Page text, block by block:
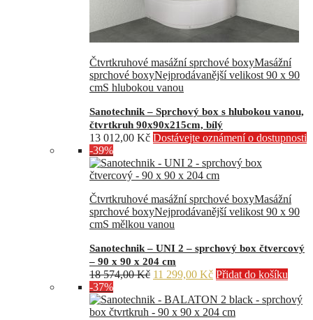
Čtvrtkruhové masážní sprchové boxyMasážní
sprchové boxyNejprodávanější velikost 90 x 90
cmS hlubokou vanou
Sanotechnik – Sprchový box s hlubokou vanou,
čtvrtkruh 90x90x215cm, bílý
13 012,00 Kč Dostávejte oznámení o dostupnosti
-39%
Čtvrtkruhové masážní sprchové boxyMasážní
sprchové boxyNejprodávanější velikost 90 x 90
cmS mělkou vanou
Sanotechnik – UNI 2 – sprchový box čtvercový
– 90 x 90 x 204 cm
18 574,00Kč Původní
byla:
18
11 299,00 KčAktuální
je:
11
Přidat do košíku
-37%